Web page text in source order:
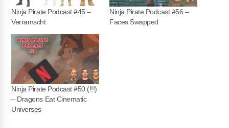
Ninja Pirate Podcast #45 –
Verramscht
Ninja Pirate Podcast #56 –
Faces Swapped
Ninja Pirate Podcast #50 (!!!)
– Dragons Eat Cinematic
Universes